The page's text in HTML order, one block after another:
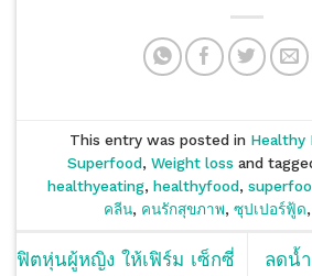
This entry was posted in Healthy
Superfood, Weight loss and
healthyeating, healthyfood,
คลีน, คนรักสุขภาพ, ซุปเปอร์ฟู้ด,
ฟิตหุ่นผู้หญิง ให้เฟิร์ม เซ็กซี่
ลดน้